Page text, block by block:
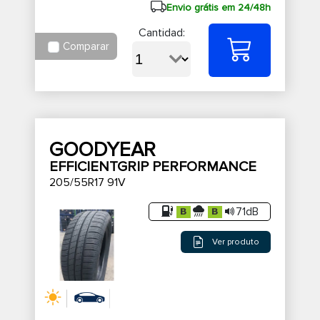
Envio grátis em 24/48h
Comparar
Cantidad:
GOODYEAR
EFFICIENTGRIP PERFORMANCE
205/55R17 91V
71dB
Ver produto